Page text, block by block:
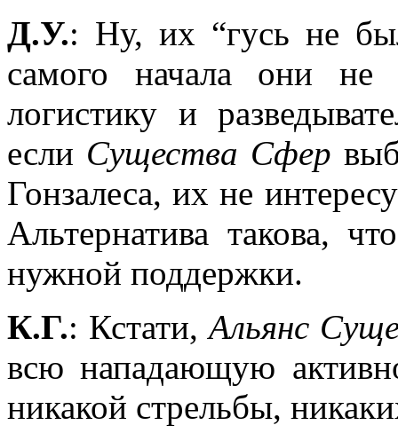
Д.У.: Ну, их “гусь не
самого начала они
логистику и
если Существа Сфер
Гонзалеса, их не
Альтернатива такова,
нужной поддержки.
К.Г.: Кстати,Альянс
всю нападающую
никакой стрельбы,